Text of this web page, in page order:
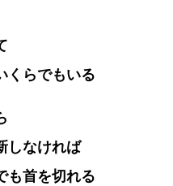
くらでもいる
しなければ
も首を切れる